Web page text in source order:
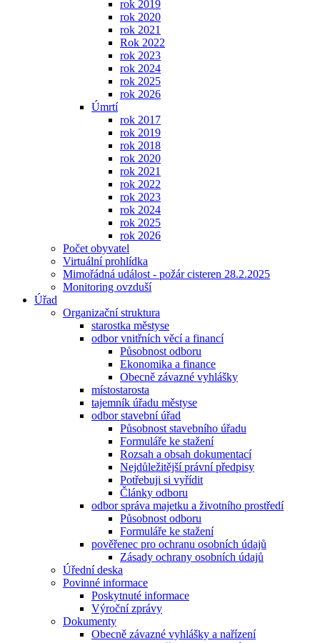
rok 2019
rok 2020
rok 2021
Rok 2022
rok 2023
rok 2024
rok 2025
rok 2026
Úmrtí
rok 2017
rok 2019
rok 2018
rok 2020
rok 2021
rok 2022
rok 2023
rok 2024
rok 2025
rok 2026
Počet obyvatel
Virtuální prohlídka
Mimořádná událost - požár cisteren 28.2.2025
Monitoring ovzduší
Úřad
Organizační struktura
starostka městyse
odbor vnitřních věcí a financí
Působnost odboru
Ekonomika a finance
Obecně závazné vyhlášky
místostarosta
tajemník úřadu městyse
odbor stavební úřad
Působnost stavebního úřadu
Formuláře ke stažení
Rozsah a obsah dokumentací
Nejdůležitější právní předpisy
Potřebuji si vyřídit
Články odboru
odbor správa majetku a životního prostředí
Působnost odboru
Formuláře ke stažení
pověřenec pro ochranu osobních údajů
Zásady ochrany osobních údajů
Úřední deska
Povinné informace
Poskytnuté informace
Výroční zprávy
Dokumenty
Obecně závazné vyhlášky a nařízení